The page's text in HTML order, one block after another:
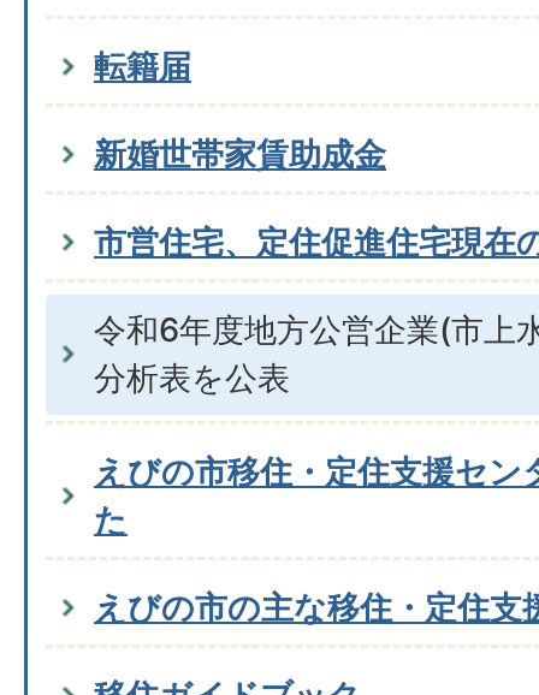
転籍届
新婚世帯家賃助成金
市営住宅、定住促進住宅現在
令和6年度地方公営企業(市上
分析表を公表
えびの市移住・定住支援セン
た
えびの市の主な移住・定住支